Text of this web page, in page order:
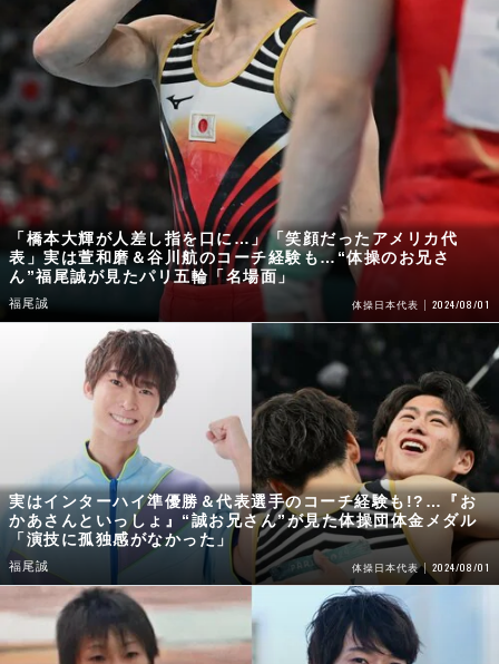
「橋本大輝が人差し指を口に…」「笑顔だったアメリカ代
表」実は萱和磨＆谷川航のコーチ経験も…“体操のお兄さ
ん”福尾誠が見たパリ五輪「名場面」
福尾誠 体操日本代表 2024/08/01
実はインターハイ準優勝＆代表選手のコーチ経験も!?…『お
かあさんといっしょ』“誠お兄さん”が見た体操団体金メダル
「演技に孤独感がなかった」
福尾誠 体操日本代表 2024/08/01